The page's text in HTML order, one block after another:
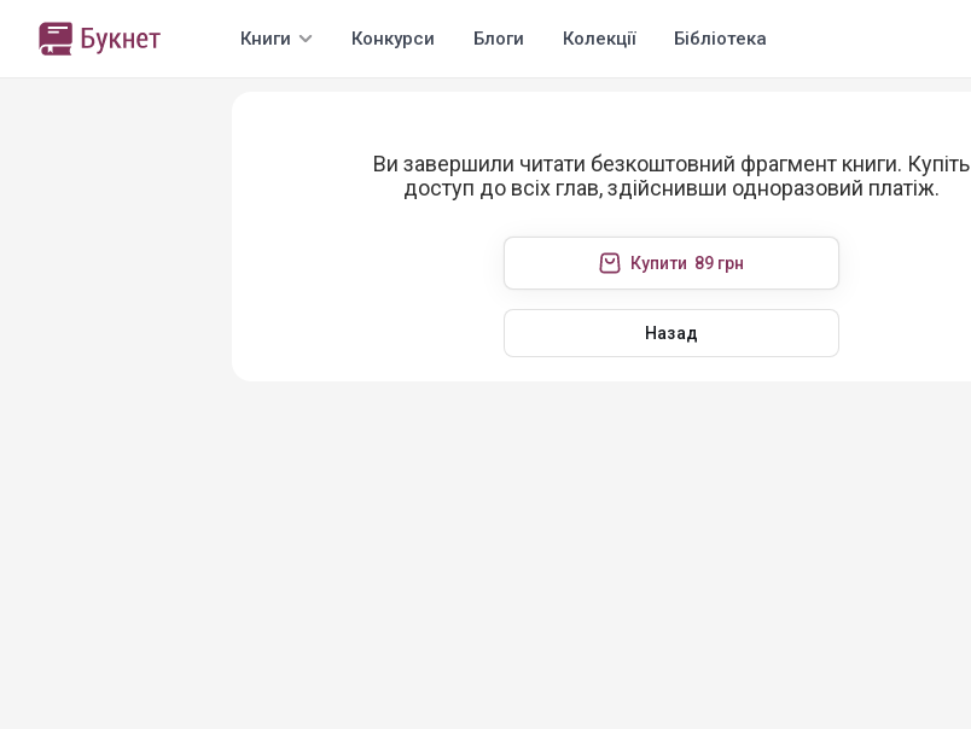
Книги Конкурси Блоги Колекції Бібліотека
Ви завершили читати безкоштовний фрагмент книги. Купіть
доступ до всіх глав, здійснивши одноразовий платіж.
Купити 89 грн
Назад